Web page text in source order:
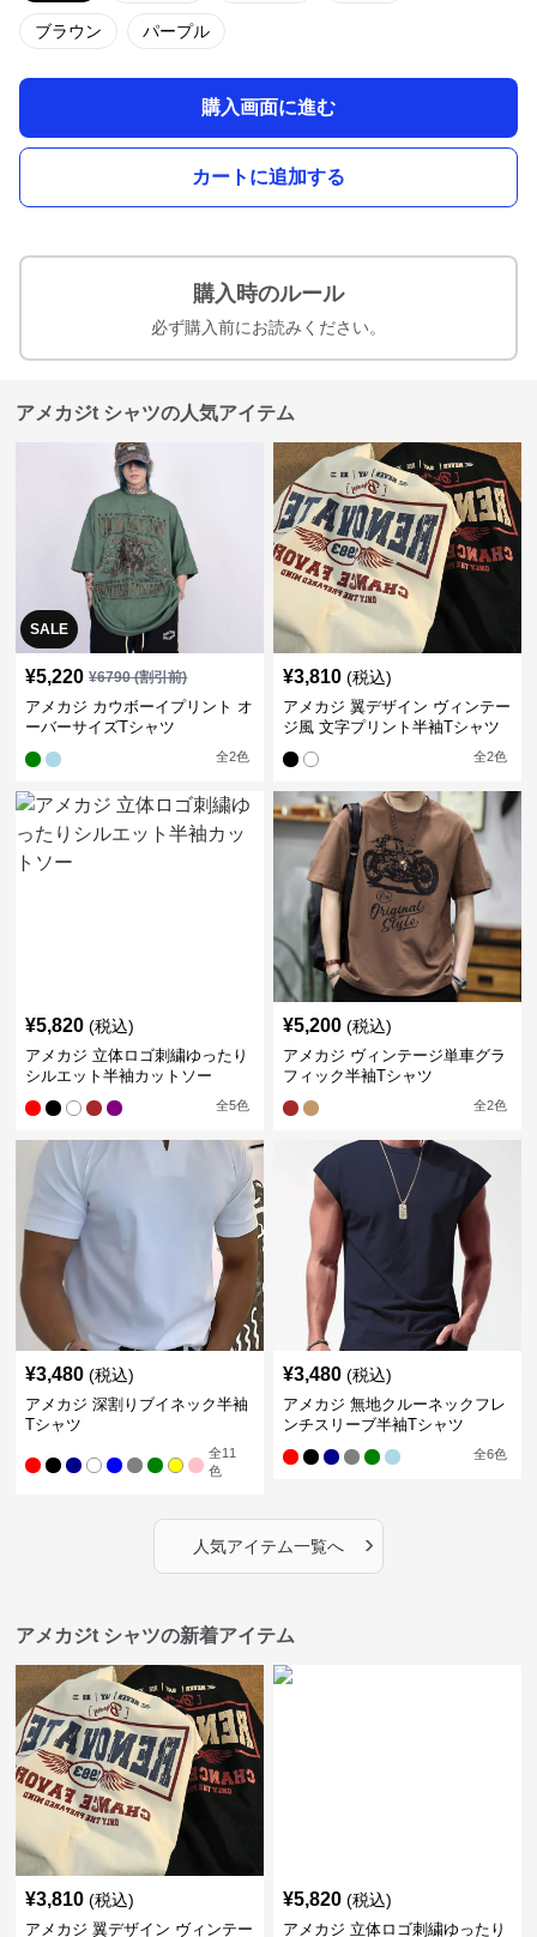
ブラウン パープル
購入画面に進む
カートに追加する
購入時のルール
必ず購入前にお読みください。
アメカジt シャツの人気アイテム
SALE
¥5,220 ¥6790(割引前)
アメカジ カウボーイプリント オ
ーバーサイズTシャツ
全2色
¥3,810 (税込)
アメカジ 翼デザイン ヴィンテー
ジ風 文字プリント半袖Tシャツ
全2色
¥5,820 (税込)
アメカジ 立体ロゴ刺繍ゆったり
シルエット半袖カットソー
全5色
¥5,200 (税込)
アメカジ ヴィンテージ単車グラ
フィック半袖Tシャツ
全2色
¥3,480 (税込)
アメカジ 深割りブイネック半袖
Tシャツ
全11
色
¥3,480 (税込)
アメカジ 無地クルーネックフレ
ンチスリーブ半袖Tシャツ
全6色
人気アイテム一覧へ ›
アメカジt シャツの新着アイテム
¥3,810 (税込)
アメカジ 翼デザイン ヴィンテー
¥5,820 (税込)
アメカジ 立体ロゴ刺繍ゆったり